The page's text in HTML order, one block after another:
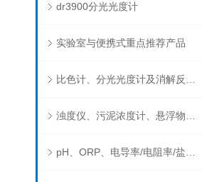
dr3900分光光度计
实验室与便携式重点推荐产品